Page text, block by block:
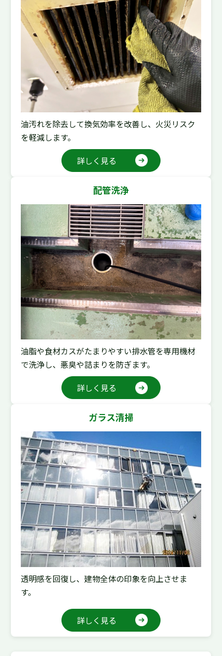
油汚れを除去して換気効率を改善し、火災リスク
を軽減します。
詳しく見る
配管洗浄
油脂や食材カスがたまりやすい排水管を専用機材
で洗浄し、悪臭や詰まりを防ぎます。
詳しく見る
ガラス清掃
透明感を回復し、建物全体の印象を向上させま
す。
詳しく見る